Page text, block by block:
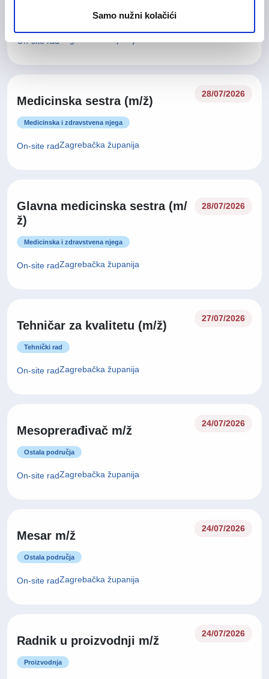
Samo nužni kolačići
Medicinska i zdravstvena njega
On-site rad
Medicinska sestra (m/ž)
28/07/2026
Medicinska i zdravstvena njega
On-site radZagrebačka županija
Glavna medicinska sestra (m/
ž)
28/07/2026
Medicinska i zdravstvena njega
On-site radZagrebačka županija
Tehničar za kvalitetu (m/ž)
27/07/2026
Tehnički rad
On-site radZagrebačka županija
Mesoprerađivač m/ž
24/07/2026
Ostala područja
On-site radZagrebačka županija
Mesar m/ž
24/07/2026
Ostala područja
On-site radZagrebačka županija
Radnik u proizvodnji m/ž
24/07/2026
Proizvodnja